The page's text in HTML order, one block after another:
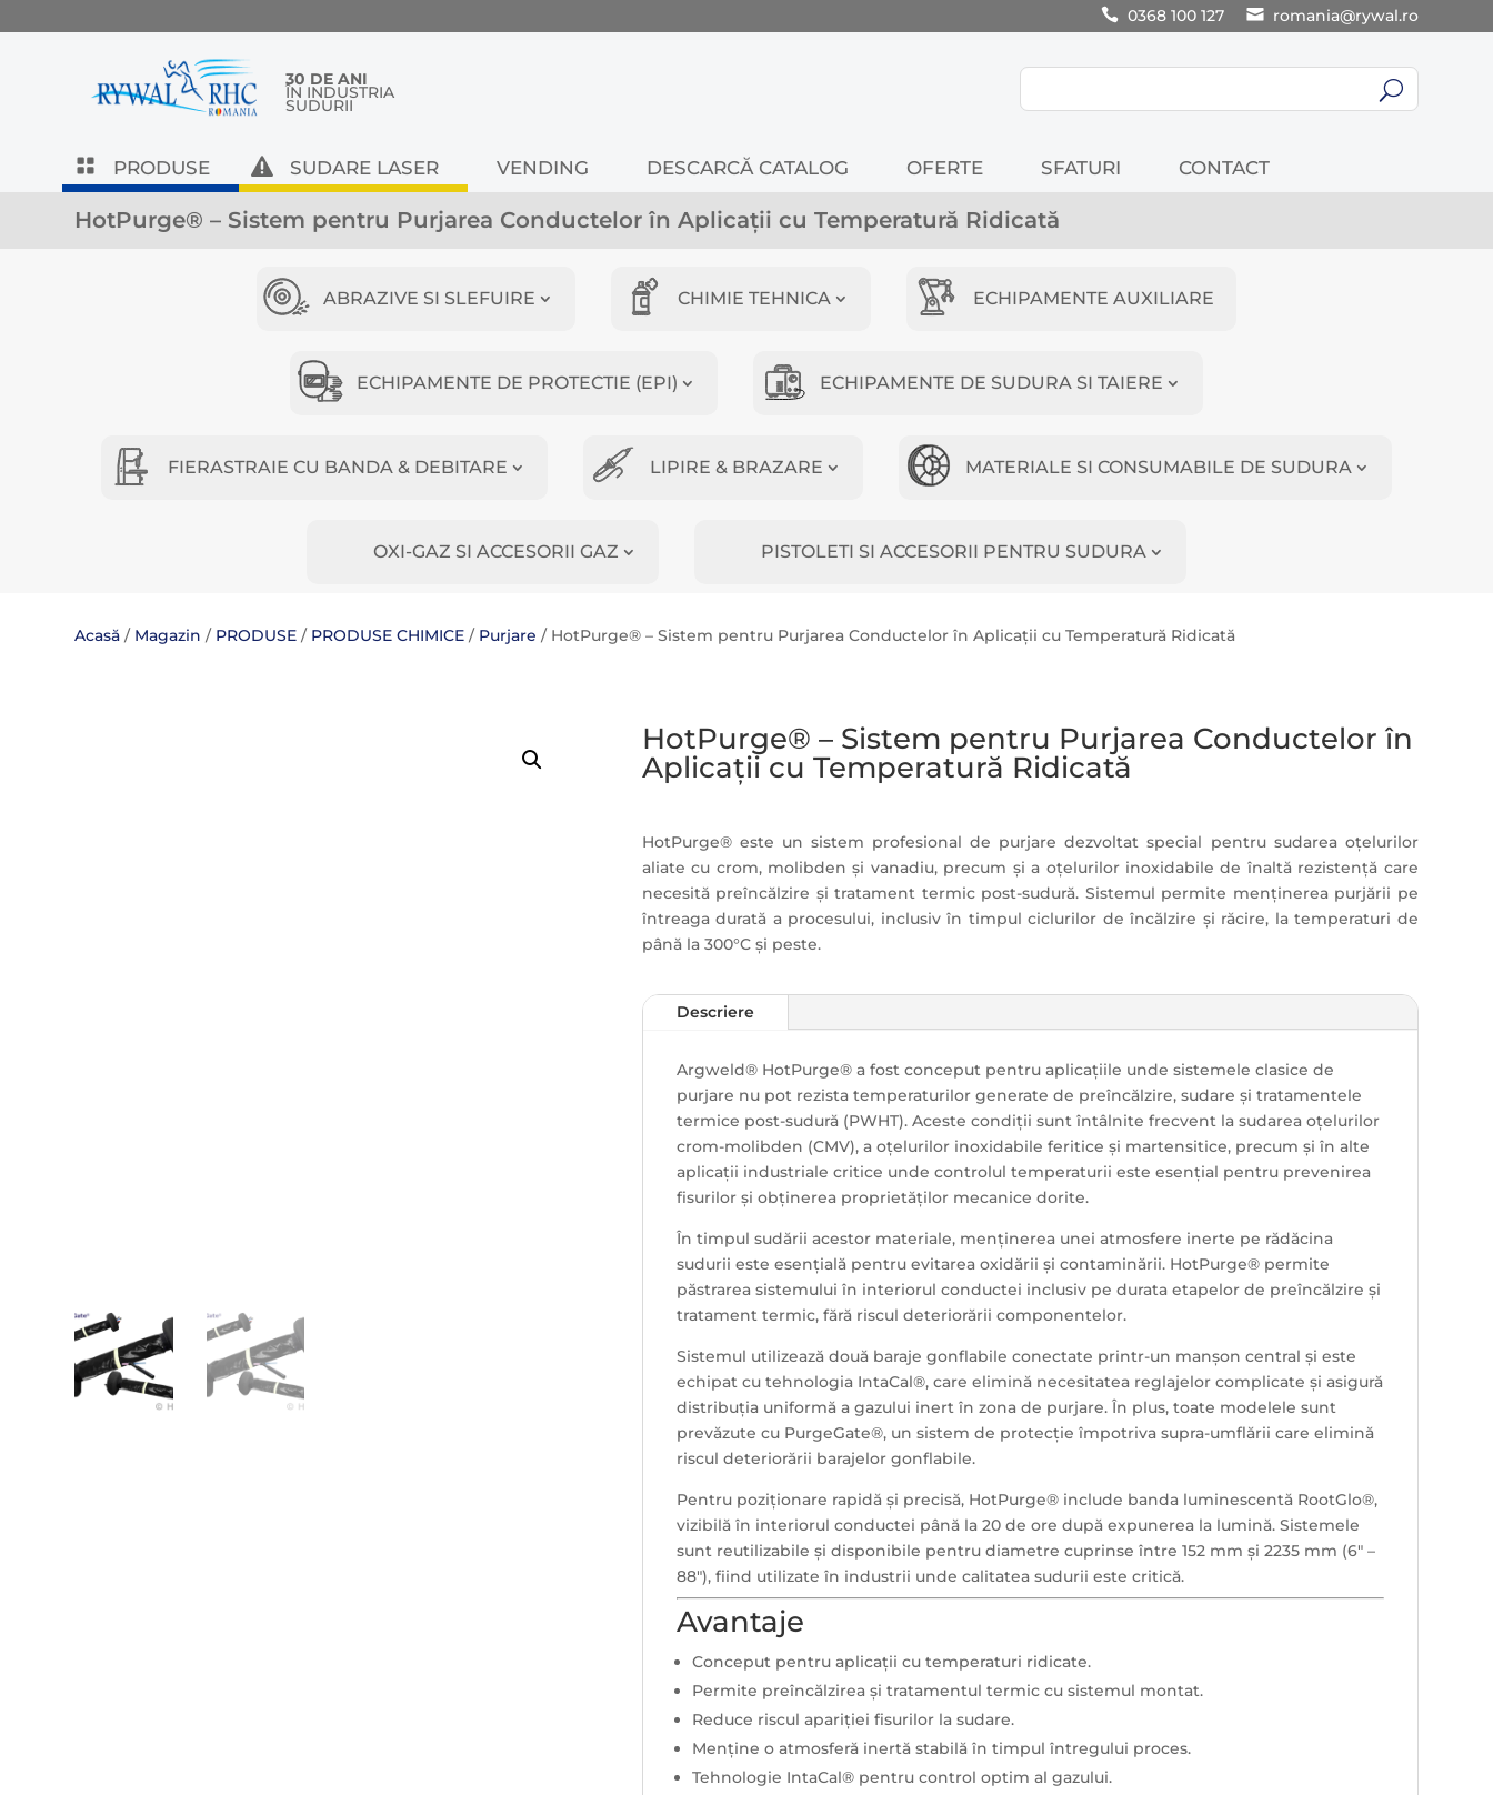
0368 100 127 romania@rywal.ro
30 DE ANI
ÎN INDUSTRIA
SUDURII
U
PRODUSE SUDARE LASER VENDING DESCARCĂ CATALOG OFERTE SFATURI CONTACT
HotPurge® – Sistem pentru Purjarea Conductelor în Aplicații cu Temperatură Ridicată
ABRAZIVE SI SLEFUIRE CHIMIE TEHNICA ECHIPAMENTE AUXILIARE
ECHIPAMENTE DE PROTECTIE (EPI) ECHIPAMENTE DE SUDURA SI TAIERE
FIERASTRAIE CU BANDA & DEBITARE LIPIRE & BRAZARE MATERIALE SI CONSUMABILE DE SUDURA
OXI-GAZ SI ACCESORII GAZ PISTOLETI SI ACCESORII PENTRU SUDURA
Acasă / Magazin / PRODUSE / PRODUSE CHIMICE / Purjare / HotPurge® – Sistem pentru Purjarea Conductelor în Aplicații cu Temperatură Ridicată
HotPurge® – Sistem pentru Purjarea Conductelor în
Aplicații cu Temperatură Ridicată
HotPurge® este un sistem profesional de purjare dezvoltat special pentru sudarea oțelurilor
aliate cu crom, molibden și vanadiu, precum și a oțelurilor inoxidabile de înaltă rezistență care
necesită preîncălzire și tratament termic post-sudură. Sistemul permite menținerea purjării pe
întreaga durată a procesului, inclusiv în timpul ciclurilor de încălzire și răcire, la temperaturi de
până la 300°C și peste.
Descriere
Argweld® HotPurge® a fost conceput pentru aplicațiile unde sistemele clasice de
purjare nu pot rezista temperaturilor generate de preîncălzire, sudare și tratamentele
termice post-sudură (PWHT). Aceste condiții sunt întâlnite frecvent la sudarea oțelurilor
crom-molibden (CMV), a oțelurilor inoxidabile feritice și martensitice, precum și în alte
aplicații industriale critice unde controlul temperaturii este esențial pentru prevenirea
fisurilor și obținerea proprietăților mecanice dorite.
În timpul sudării acestor materiale, menținerea unei atmosfere inerte pe rădăcina
sudurii este esențială pentru evitarea oxidării și contaminării. HotPurge® permite
păstrarea sistemului în interiorul conductei inclusiv pe durata etapelor de preîncălzire și
tratament termic, fără riscul deteriorării componentelor.
Sistemul utilizează două baraje gonflabile conectate printr-un manșon central și este
echipat cu tehnologia IntaCal®, care elimină necesitatea reglajelor complicate și asigură
distribuția uniformă a gazului inert în zona de purjare. În plus, toate modelele sunt
prevăzute cu PurgeGate®, un sistem de protecție împotriva supra-umflării care elimină
riscul deteriorării barajelor gonflabile.
Pentru poziționare rapidă și precisă, HotPurge® include banda luminescentă RootGlo®,
vizibilă în interiorul conductei până la 20 de ore după expunerea la lumină. Sistemele
sunt reutilizabile și disponibile pentru diametre cuprinse între 152 mm și 2235 mm (6" –
88"), fiind utilizate în industrii unde calitatea sudurii este critică.
Avantaje
Conceput pentru aplicații cu temperaturi ridicate.
Permite preîncălzirea și tratamentul termic cu sistemul montat.
Reduce riscul apariției fisurilor la sudare.
Menține o atmosferă inertă stabilă în timpul întregului proces.
Tehnologie IntaCal® pentru control optim al gazului.